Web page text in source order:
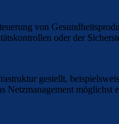
von
oder der
gestellt,